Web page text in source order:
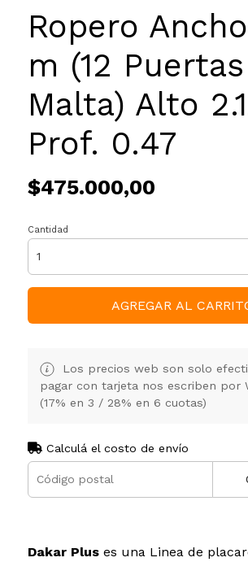
Ropero
m (12 Puertas
Malta) Alto
Prof. 0.47
$475.000,00
Cantidad
AGREGAR AL
Los precios web son solo
pagar con tarjeta nos escriben por
(17% en 3 / 28% en 6 cuotas)
Calculá el costo de envío
Dakar Pluses una Linea de